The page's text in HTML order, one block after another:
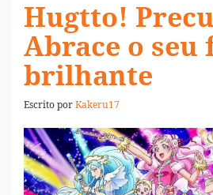
Hugtto!
Abrace o
brilhante
Escrito porKakeru17